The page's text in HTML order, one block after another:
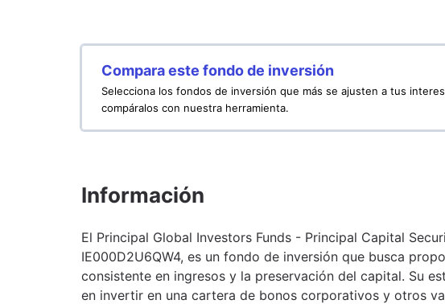
Compara este fondo de inversión
Selecciona los fondos de inversión que más se ajusten a tus
compáralos con nuestra herramienta.
Información
El Principal Global Investors Funds - Principal Capital
IE000D2U6QW4, es un fondo de inversión que busca
consistente en ingresos y la preservación del capital. Su
en invertir en una cartera de bonos corporativos y otros